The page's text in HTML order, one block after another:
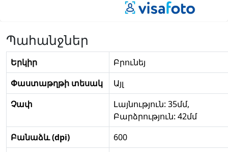
Պահանջներ
Երկիր
Բրունեյ
Փաստաթղթի տեսակ
Այլ
Չափ
Լայնություն: 35մմ,
Բարձրություն: 42մմ
Բանաձև (dpi)
600